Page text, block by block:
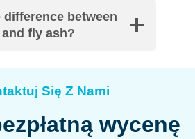
difference between
fly ash?
Się Z Nami
wycenę